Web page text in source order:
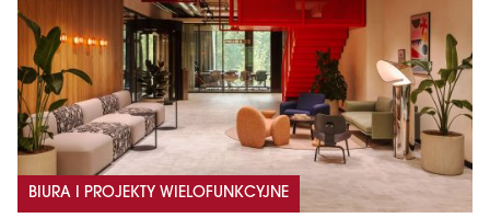
BIURA I PROJEKTY WIELOFUNKCYJNE